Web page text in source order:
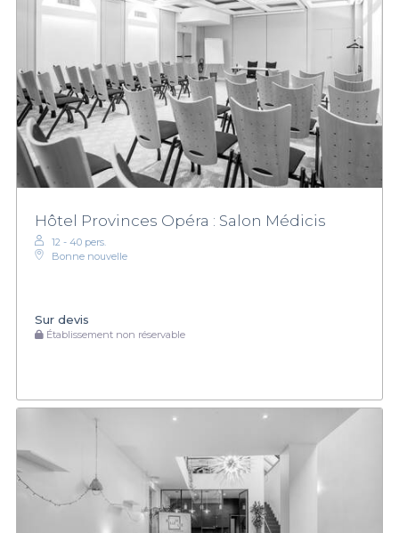
Hôtel Provinces Opéra : Salon Médicis
12 - 40 pers.
Bonne nouvelle
Sur devis
Établissement non réservable